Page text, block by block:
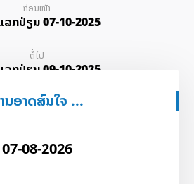
ກ່ອນໜ້າ
ລກ​ປ່ຽນ 07-10-2025
ຕໍ່ໄປ
ລກ​ປ່ຽນ 09-10-2025
ນອາດສົນໃຈ ...
08-2026